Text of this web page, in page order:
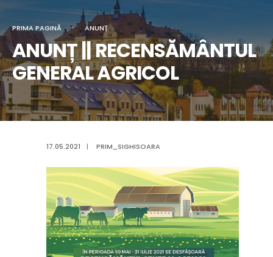
PRIMA PAGINĂ ANUNȚ
ANUNȚ || RECENSĂMÂNTUL
GENERAL AGRICOL
17.05.2021 | PRIM_SIGHISOARA